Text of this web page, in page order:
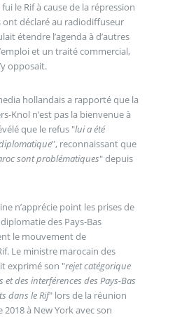
le Rif à cause de la répression
ont déclaré au radiodiffuseur
étendre l’agenda à d’autres
et un traité commercial,
opposait.
hollandais a rapporté que la
Knol n’est pas la bienvenue à
que le refus "lui a été
", reconnaissant que
sont problématiques" depuis
n’apprécie point les prises de
des Pays-Bas
le mouvement de
Le ministre marocain des
exprimé son "rejet catégorique
des interférences des Pays-Bas
dans le Rif" lors de la réunion
à New York avec son